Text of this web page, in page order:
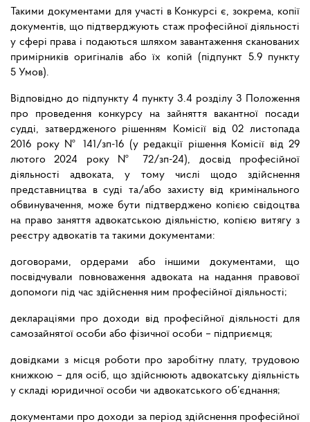
Такими документами для участі в Конкурсі є, зокрема, копії
документів, що підтверджують стаж професійної діяльності
у сфері права і подаються шляхом завантаження сканованих
примірників оригіналів або їх копій (підпункт 5.9 пункту
5 Умов).
Відповідно до підпункту 4 пункту 3.4 розділу 3 Положення
про проведення конкурсу на зайняття вакантної посади
судді, затвердженого рішенням Комісії від 02 листопада
2016 року № 141/зп-16 (у редакції рішення Комісії від 29
лютого 2024 року № 72/зп-24), досвід професійної
діяльності адвоката, у тому числі щодо здійснення
представництва в суді та/або захисту від кримінального
обвинувачення, може бути підтверджено копією свідоцтва
на право заняття адвокатською діяльністю, копією витягу з
реєстру адвокатів та такими документами:
договорами, ордерами або іншими документами, що
посвідчували повноваження адвоката на надання правової
допомоги під час здійснення ним професійної діяльності;
деклараціями про доходи від професійної діяльності для
самозайнятої особи або фізичної особи – підприємця;
довідками з місця роботи про заробітну плату, трудовою
книжкою – для осіб, що здійснюють адвокатську діяльність
у складі юридичної особи чи адвокатського об’єднання;
документами про доходи за період здійснення професійної